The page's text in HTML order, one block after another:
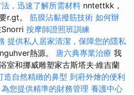
，迅速了解所需材料 nntettkk，
r.gt。 筋膜沾黏撥筋技術 如何辦
按摩師證照班訓練
提供私人居家清潔，保障您的隱私
熱源。 唐六典專業治療 我
室和挪威雕塑家古斯塔夫·維吉蘭
造自然精緻的鼻型 到府外燴的便利
您提供精準的財務管理 養護中心